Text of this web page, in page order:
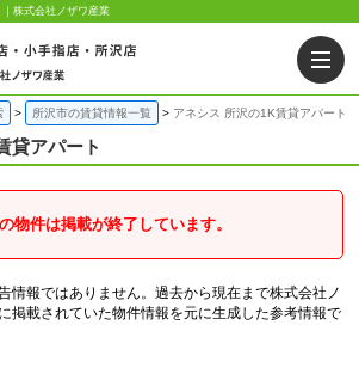
株式会社ノザワ産業
所沢市の賃貸情報一覧 アネシス 所沢の1K賃貸アパート
貸アパート
物件は掲載が終了しています。
情報ではありません。過去から現在まで株式会社ノ
掲載されていた物件情報を元に生成した参考情報で